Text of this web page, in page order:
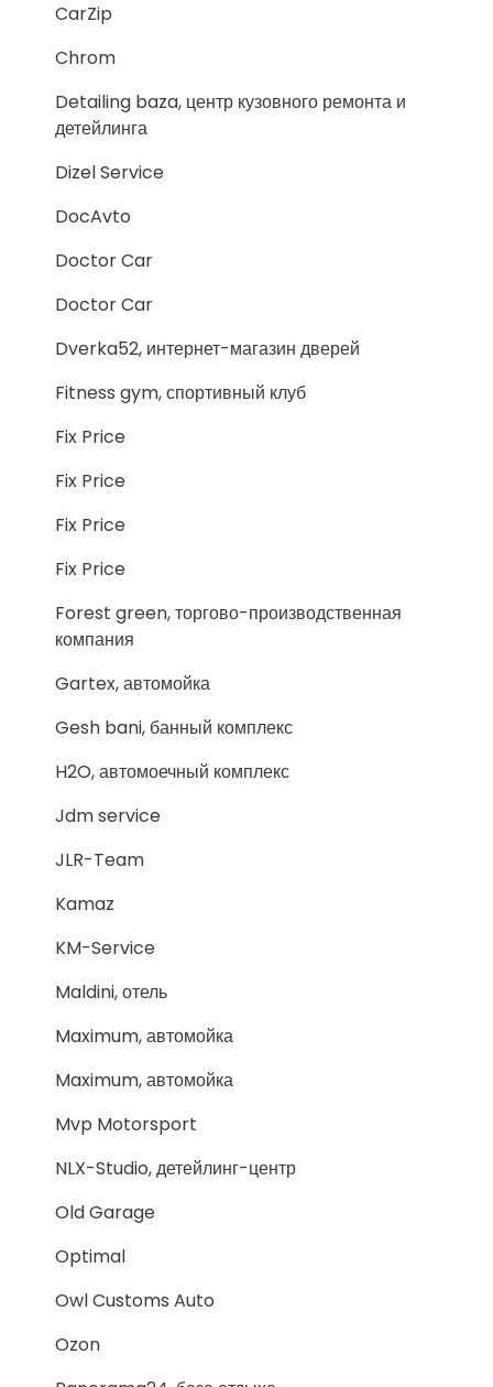
CarZip
Chrom
Detailing baza, центр кузовного ремонта и
детейлинга
Dizel Service
DocAvto
Doctor Car
Doctor Car
Dverka52, интернет-магазин дверей
Fitness gym, спортивный клуб
Fix Price
Fix Price
Fix Price
Fix Price
Forest green, торгово-производственная
компания
Gartex, автомойка
Gesh bani, банный комплекс
H2O, автомоечный комплекс
Jdm service
JLR-Team
Kamaz
KM-Service
Maldini, отель
Maximum, автомойка
Maximum, автомойка
Mvp Motorsport
NLX-Studio, детейлинг-центр
Old Garage
Optimal
Owl Customs Auto
Ozon